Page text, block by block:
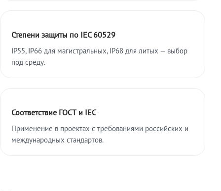
Степени защиты по IEC 60529
IP55, IP66 для магистральных, IP68 для литых — выбор
под среду.
Соответствие ГОСТ и IEC
Применение в проектах с требованиями российских и
международных стандартов.